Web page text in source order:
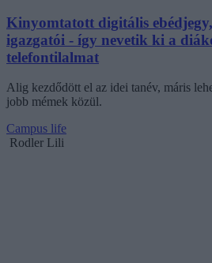
Kinyomtatott digitális
igazgatói - így nevetik ki a
telefontilalmat
Alig kezdődött el az idei tanév, máris
jobb mémek közül.
Campus life
Rodler Lili